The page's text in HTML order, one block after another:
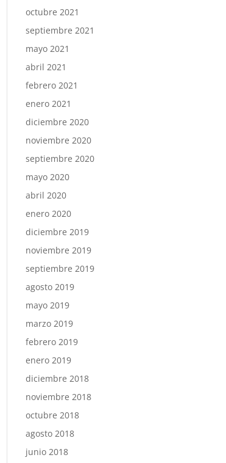
octubre 2021
septiembre 2021
mayo 2021
abril 2021
febrero 2021
enero 2021
diciembre 2020
noviembre 2020
septiembre 2020
mayo 2020
abril 2020
enero 2020
diciembre 2019
noviembre 2019
septiembre 2019
agosto 2019
mayo 2019
marzo 2019
febrero 2019
enero 2019
diciembre 2018
noviembre 2018
octubre 2018
agosto 2018
junio 2018